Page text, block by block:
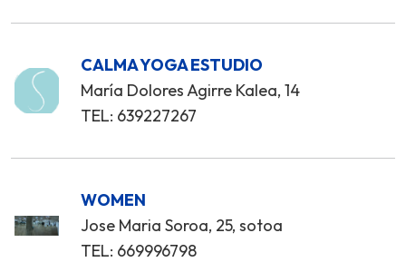
CALMA YOGA ESTUDIO
María Dolores Agirre Kalea, 14
TEL: 639227267
WOMEN
Jose Maria Soroa, 25, sotoa
TEL: 669996798